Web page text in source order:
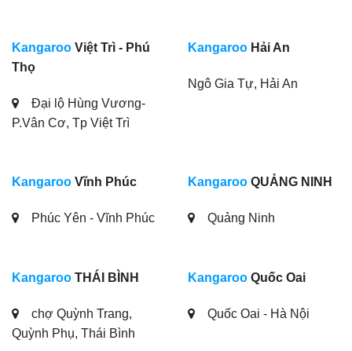
Kangaroo Việt Trì - Phú
Thọ
Đại lộ Hùng Vương-
P.Vân Cơ, Tp Việt Trì
Kangaroo Hải An
Ngô Gia Tự, Hải An
Kangaroo Vĩnh Phúc
Phúc Yên - Vĩnh Phúc
Kangaroo QUẢNG NINH
Quảng Ninh
Kangaroo THÁI BÌNH
chợ Quỳnh Trang,
Quỳnh Phụ, Thái Bình
Kangaroo Quốc Oai
Quốc Oai - Hà Nội